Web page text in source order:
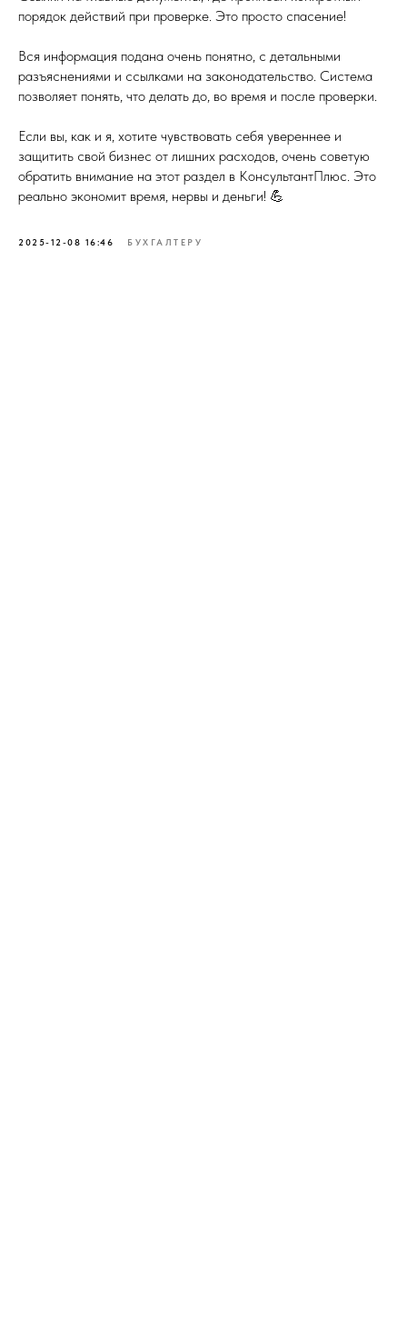
порядок действий при проверке. Это просто спасение!
Вся информация подана очень понятно, с детальными
разъяснениями и ссылками на законодательство. Система
позволяет понять, что делать до, во время и после проверки.
Если вы, как и я, хотите чувствовать себя увереннее и
защитить свой бизнес от лишних расходов, очень советую
обратить внимание на этот раздел в КонсультантПлюс. Это
реально экономит время, нервы и деньги! 💪
2025-12-08 16:46 БУХГАЛТЕРУ